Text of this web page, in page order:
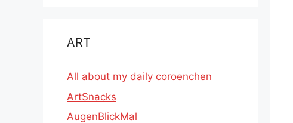
ART
All about my daily coroenchen
ArtSnacks
AugenBlickMal